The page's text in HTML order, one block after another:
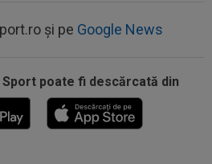
și pe Google News
Sport poate fi descărcată din
murit, după ce a fost